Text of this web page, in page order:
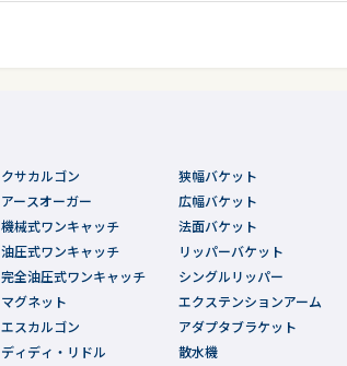
クサカルゴン
アースオーガー
機械式ワンキャッチ
油圧式ワンキャッチ
完全油圧式ワンキャッチ
マグネット
エスカルゴン
ディディ・リドル
狭幅バケット
広幅バケット
法面バケット
リッパーバケット
シングルリッパー
エクステンションアーム
アダプタブラケット
散水機